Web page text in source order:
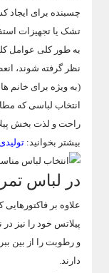
چسبنده برای
تشک یا تجهیزات
به طور کلی عوامل
نظر گرفته شوند،
(به ویژه برای خانم
انتخاب لباسی که
راحت و لذت بخش
بیشتر بخوانید:
در لباس
علاوه بر
پیلاتس خود را نیز
و رطوبت را از بین
دارند.